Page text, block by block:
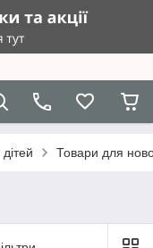
Товари для